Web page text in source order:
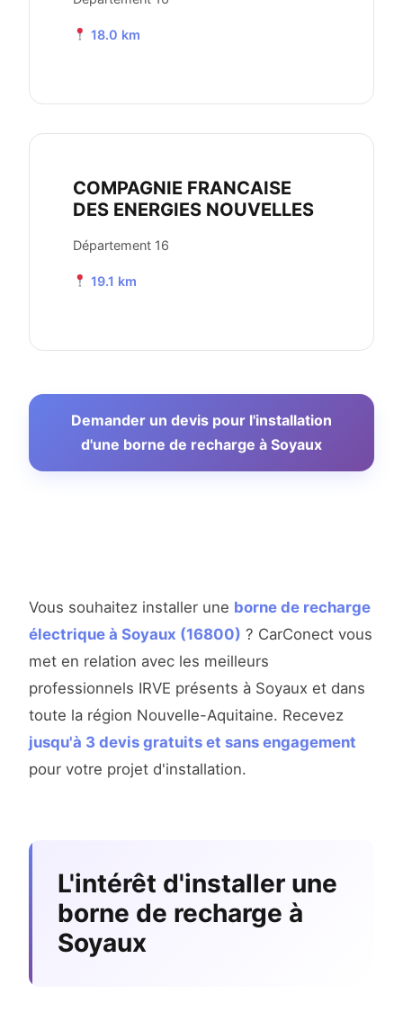
18.0 km
COMPAGNIE FRANCAISE
DES ENERGIES NOUVELLES
Département 16
19.1 km
Demander un devis pour l'installation
d'une borne de recharge à Soyaux
Vous souhaitez installer une borne de recharge
électrique à Soyaux (16800) ? CarConect vous
met en relation avec les meilleurs
professionnels IRVE présents à Soyaux et dans
toute la région Nouvelle-Aquitaine. Recevez
jusqu'à 3 devis gratuits et sans engagement
pour votre projet d'installation.
L'intérêt d'installer une
borne de recharge à
Soyaux